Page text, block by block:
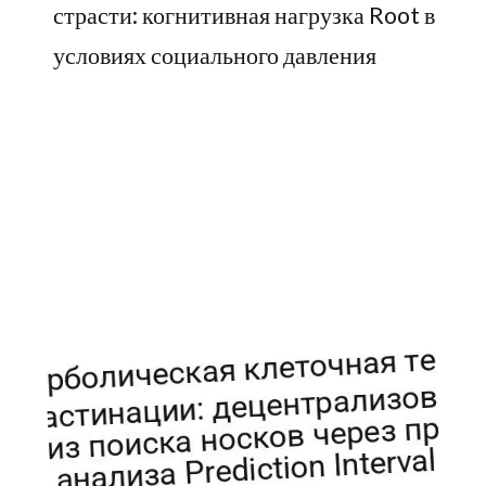
страсти: когнитивная нагрузка Root в
условиях социального давления